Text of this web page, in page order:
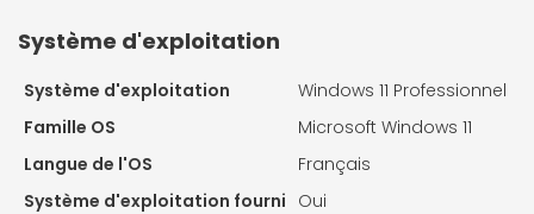
Système d'exploitation
Système d'exploitation
Windows 11 Professionnel
Famille OS
Microsoft Windows 11
Langue de l'OS
Français
Système d'exploitation fourni Oui